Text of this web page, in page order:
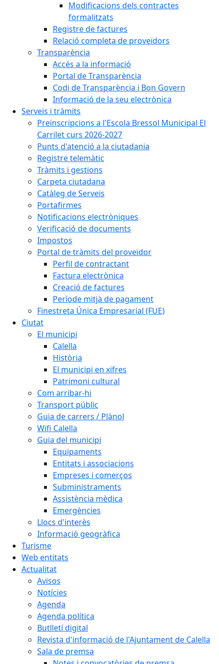
Modificacions dels contractes
formalitzats
Registre de factures
Relació completa de proveïdors
Transparència
Accés a la informació
Portal de Transparència
Codi de Transparència i Bon Govern
Informació de la seu electrònica
Serveis i tràmits
Preinscripcions a l'Escola Bressol Municipal El
Carrilet curs 2026-2027
Punts d'atenció a la ciutadania
Registre telemàtic
Tràmits i gestions
Carpeta ciutadana
Catàleg de Serveis
Portafirmes
Notificacions electròniques
Verificació de documents
Impostos
Portal de tràmits del proveïdor
Perfil de contractant
Factura electrònica
Creació de factures
Període mitjà de pagament
Finestreta Única Empresarial (FUE)
Ciutat
El municipi
Calella
Història
El municipi en xifres
Patrimoni cultural
Com arribar-hi
Transport públic
Guia de carrers / Plànol
Wifi Calella
Guia del municipi
Equipaments
Entitats i associacions
Empreses i comerços
Subministraments
Assistència mèdica
Emergències
Llocs d'interès
Informació geogràfica
Turisme
Web entitats
Actualitat
Avisos
Notícies
Agenda
Agenda política
Butlletí digital
Revista d'informació de l'Ajuntament de Calella
Sala de premsa